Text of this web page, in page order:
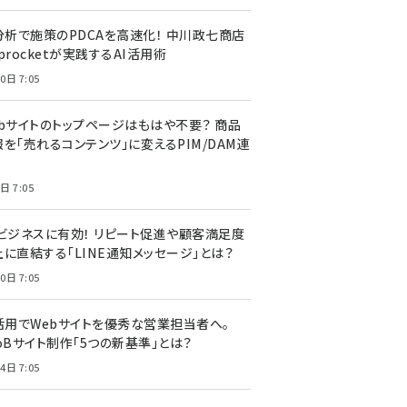
で施策のPDCAを高速化！ 中川政七商店
が実践するAI活用術
日 7:05
サイトのトップページはもはや不要？ 商品
「売れるコンテンツ」に変えるPIM/DAM連
7:05
ジネスに有効！ リピート促進や顧客満足度
直結する「LINE通知メッセージ」とは？
日 7:05
でWebサイトを優秀な営業担当者へ。
サイト制作「5つの新基準」とは？
日 7:05